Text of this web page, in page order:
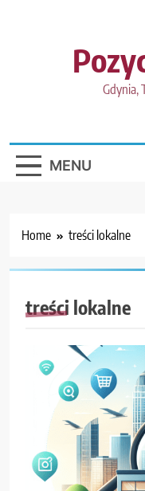
Gdynia,
MENU
Home treści lokalne
treści lokalne